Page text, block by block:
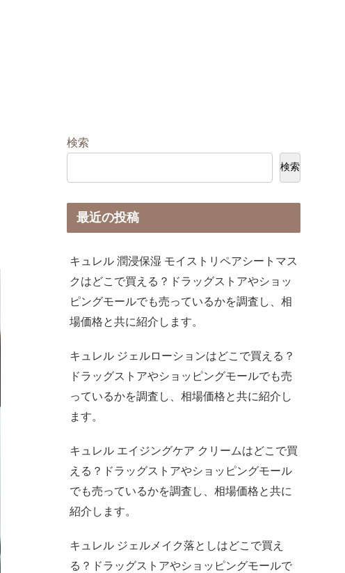
検索
検索
最近の投稿
キュレル 潤浸保湿 モイストリペアシートマス
クはどこで買える？ドラッグストアやショッ
ピングモールでも売っているかを調査し、相
場価格と共に紹介します。
キュレル ジェルローションはどこで買える？
ドラッグストアやショッピングモールでも売
っているかを調査し、相場価格と共に紹介し
ます。
キュレル エイジングケア クリームはどこで買
える？ドラッグストアやショッピングモール
でも売っているかを調査し、相場価格と共に
紹介します。
キュレル ジェルメイク落としはどこで買え
る？ドラッグストアやショッピングモールで